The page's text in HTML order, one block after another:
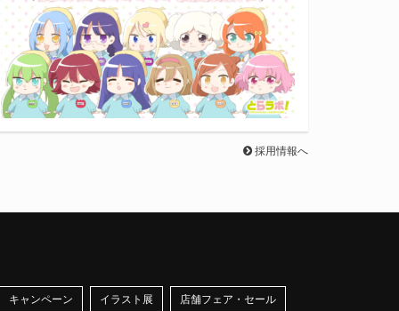
採用情報へ
キャンペーン イラスト展 店舗フェア・セール